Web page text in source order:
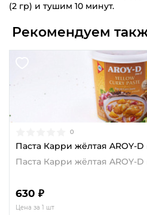
(2 гр) и тушим 10 минут.
Рекомендуем
0
Паста Карри жёлтая AROY-D
Паста Карри жёлтая AROY-D
630 ₽
Цена за 1 шт